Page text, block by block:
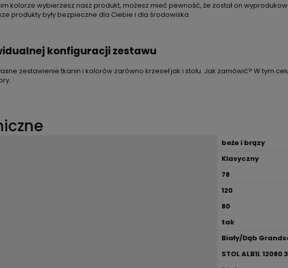
kolorze wybierzesz nasz produkt, możesz mieć pewność, że został on
produkty były bezpieczne dla Ciebie i dla środowiska.
konfiguracji zestawu
zestawienie tkanin i kolorów zarówno krzeseł jak i stołu. Jak zamówić? W tym
beże i brązy
Klasyczny
78
120
80
tak
Biały/Dąb
STOL ALB1L 12080